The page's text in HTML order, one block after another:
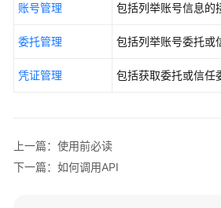
项
附
践
账号管理 包括列举账号信息的
委托管理 包括列举账号委托或
凭证管理 包括获取委托或信任
上一篇：使用前必读
下一篇：如何调用API